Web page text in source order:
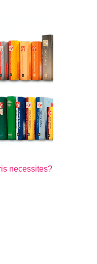
necessites?